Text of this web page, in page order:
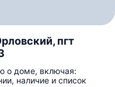
пгт
о доме, включая:
наличие и список